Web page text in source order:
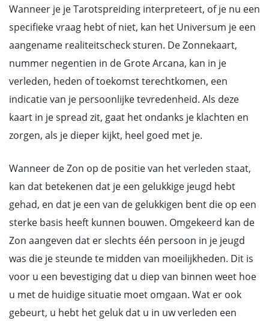
Wanneer je je Tarotspreiding interpreteert, of je nu een
specifieke vraag hebt of niet, kan het Universum je een
aangename realiteitscheck sturen. De Zonnekaart,
nummer negentien in de Grote Arcana, kan in je
verleden, heden of toekomst terechtkomen, een
indicatie van je persoonlijke tevredenheid. Als deze
kaart in je spread zit, gaat het ondanks je klachten en
zorgen, als je dieper kijkt, heel goed met je.
Wanneer de Zon op de positie van het verleden staat,
kan dat betekenen dat je een gelukkige jeugd hebt
gehad, en dat je een van de gelukkigen bent die op een
sterke basis heeft kunnen bouwen. Omgekeerd kan de
Zon aangeven dat er slechts één persoon in je jeugd
was die je steunde te midden van moeilijkheden. Dit is
voor u een bevestiging dat u diep van binnen weet hoe
u met de huidige situatie moet omgaan. Wat er ook
gebeurt, u hebt het geluk dat u in uw verleden een